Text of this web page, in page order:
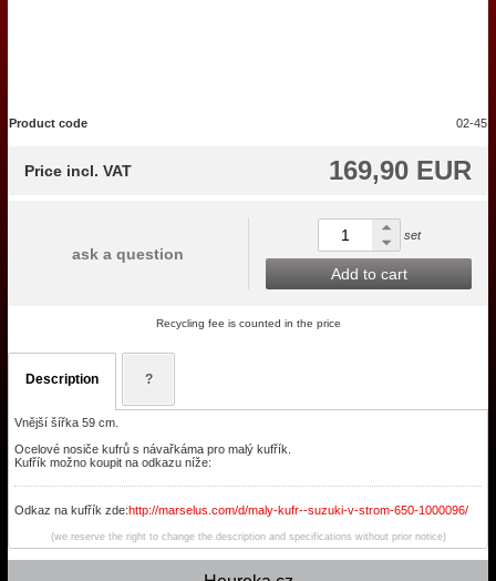
Product code 02-45
169,90 EUR
Price incl. VAT
ask a question
set
Add to cart
Recycling fee is counted in the price
Description ?
Vnější šířka 59 cm.
Ocelové nosiče kufrů s návařkáma pro malý kufřík.
Kufřík možno koupit na odkazu níže:
Odkaz na kufřík zde:http://marselus.com/d/maly-kufr--suzuki-v-strom-650-1000096/
(we reserve the right to change the description and specifications without prior notice)